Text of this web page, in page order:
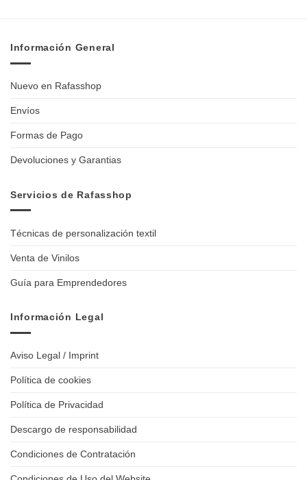
Información General
Nuevo en Rafasshop
Envíos
Formas de Pago
Devoluciones y Garantias
Servicios de Rafasshop
Técnicas de personalización textil
Venta de Vinilos
Guía para Emprendedores
Información Legal
Aviso Legal / Imprint
Política de cookies
Política de Privacidad
Descargo de responsabilidad
Condiciones de Contratación